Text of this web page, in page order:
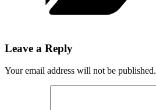
Leave a Reply
Your email address will not be published.